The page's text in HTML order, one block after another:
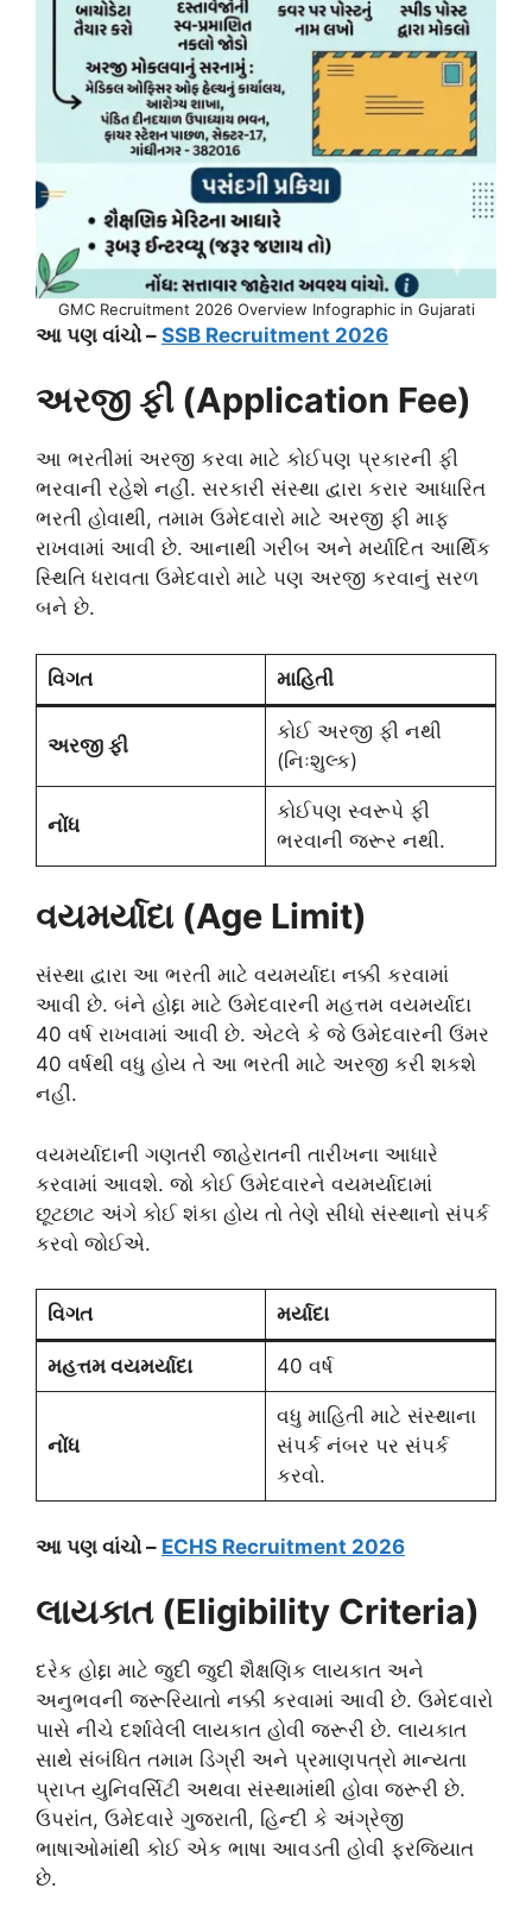
GMC Recruitment 2026 Overview Infographic in Gujarati
આ પણ વાંચો – SSB Recruitment 2026
અરજી ફી (Application Fee)
આ ભરતીમાં અરજી કરવા માટે કોઈપણ પ્રકારની ફી
ભરવાની રહેશે નહીં. સરકારી સંસ્થા દ્વારા કરાર આધારિત
ભરતી હોવાથી, તમામ ઉમેદવારો માટે અરજી ફી માફ
રાખવામાં આવી છે. આનાથી ગરીબ અને મર્યાદિત આર્થિક
સ્થિતિ ધરાવતા ઉમેદવારો માટે પણ અરજી કરવાનું સરળ
બને છે.
વિગત માહિતી
અરજી ફી
કોઈ અરજી ફી નથી
(નિઃશુલ્ક)
નોંધ
કોઈપણ સ્વરૂપે ફી
ભરવાની જરૂર નથી.
વયમર્યાદા (Age Limit)
સંસ્થા દ્વારા આ ભરતી માટે વયમર્યાદા નક્કી કરવામાં
આવી છે. બંને હોદ્દા માટે ઉમેદવારની મહત્તમ વયમર્યાદા
40 વર્ષ રાખવામાં આવી છે. એટલે કે જે ઉમેદવારની ઉંમર
40 વર્ષથી વધુ હોય તે આ ભરતી માટે અરજી કરી શકશે
નહીં.
વયમર્યાદાની ગણતરી જાહેરાતની તારીખના આધારે
કરવામાં આવશે. જો કોઈ ઉમેદવારને વયમર્યાદામાં
છૂટછાટ અંગે કોઈ શંકા હોય તો તેણે સીધો સંસ્થાનો સંપર્ક
કરવો જોઈએ.
વિગત મર્યાદા
મહત્તમ વયમર્યાદા 40 વર્ષ
નોંધ
વધુ માહિતી માટે સંસ્થાના
સંપર્ક નંબર પર સંપર્ક
કરવો.
આ પણ વાંચો – ECHS Recruitment 2026
લાયકાત (Eligibility Criteria)
દરેક હોદ્દા માટે જુદી જુદી શૈક્ષણિક લાયકાત અને
અનુભવની જરૂરિયાતો નક્કી કરવામાં આવી છે. ઉમેદવારો
પાસે નીચે દર્શાવેલી લાયકાત હોવી જરૂરી છે. લાયકાત
સાથે સંબંધિત તમામ ડિગ્રી અને પ્રમાણપત્રો માન્યતા
પ્રાપ્ત યુનિવર્સિટી અથવા સંસ્થામાંથી હોવા જરૂરી છે.
ઉપરાંત, ઉમેદવારે ગુજરાતી, હિન્દી કે અંગ્રેજી
ભાષાઓમાંથી કોઈ એક ભાષા આવડતી હોવી ફરજિયાત
છે.